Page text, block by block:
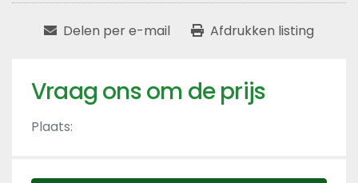
Delen per e-mail Afdrukken listing
Vraag ons om de prijs
Plaats: